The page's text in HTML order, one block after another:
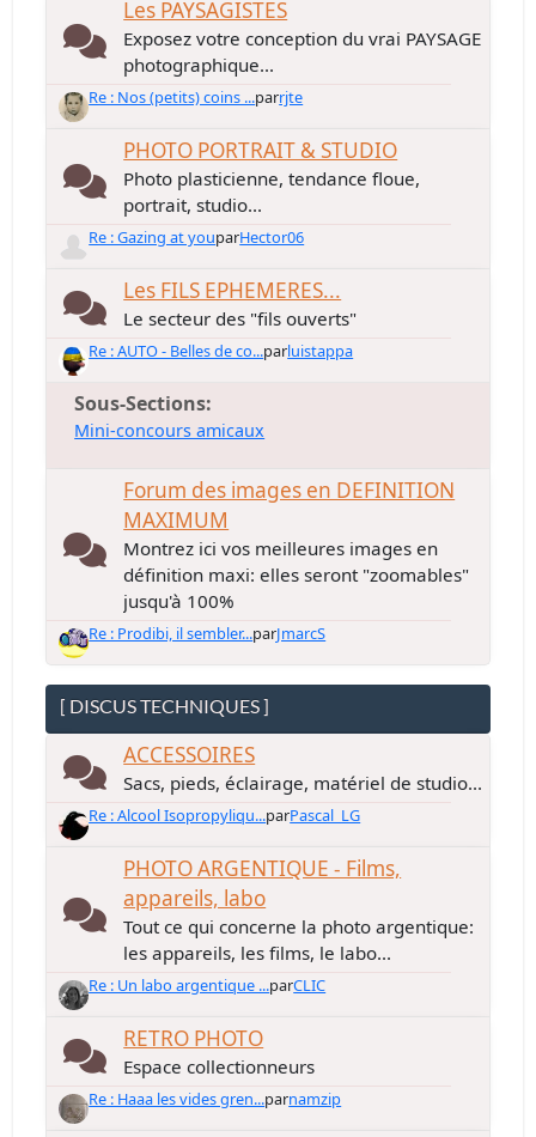
Les PAYSAGISTES
Exposez votre conception du vrai PAYSAGE
photographique...
Re : Nos (petits) coins ...parrjte
PHOTO PORTRAIT & STUDIO
Photo plasticienne, tendance floue,
portrait, studio...
Re : Gazing at youparHector06
Les FILS EPHEMERES...
Le secteur des "fils ouverts"
Re : AUTO - Belles de co...parluistappa
Sous-Sections
Mini-concours amicaux
Forum des images en DEFINITION
MAXIMUM
Montrez ici vos meilleures images en
définition maxi: elles seront "zoomables"
jusqu'à 100%
Re : Prodibi, il sembler...parJmarcS
[ DISCUS TECHNIQUES ]
ACCESSOIRES
Sacs, pieds, éclairage, matériel de studio...
Re : Alcool Isopropyliqu...parPascal_LG
PHOTO ARGENTIQUE - Films,
appareils, labo
Tout ce qui concerne la photo argentique:
les appareils, les films, le labo...
Re : Un labo argentique ...parCLIC
RETRO PHOTO
Espace collectionneurs
Re : Haaa les vides gren...parnamzip